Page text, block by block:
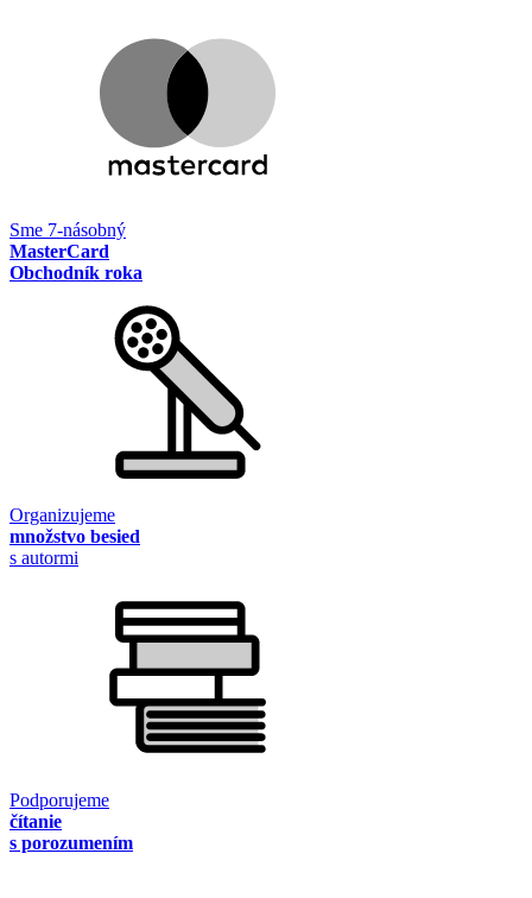
Sme 7-násobný
MasterCard
Obchodník roka
Organizujeme
množstvo besied
s autormi
Podporujeme
čítanie
s porozumením